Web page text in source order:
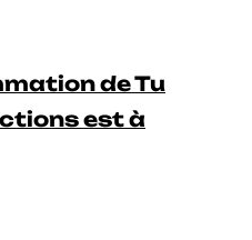
de Tu
est à